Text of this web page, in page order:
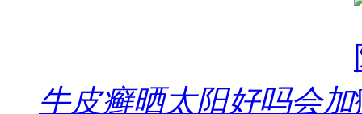
牛皮癣晒太阳好吗会加